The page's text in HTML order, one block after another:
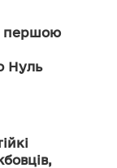
першою
Нуль